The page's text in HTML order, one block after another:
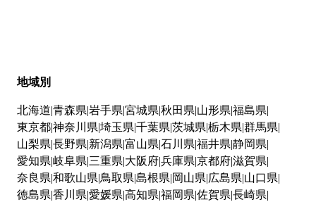
地域別
北海道 青森県 岩手県 宮城県 秋田県 山形県 福島県
東京都神奈川県 埼玉県 千葉県 茨城県 栃木県 群馬県
山梨県 長野県 新潟県 富山県 石川県 福井県 静岡県
愛知県 岐阜県 三重県 大阪府兵庫県 京都府滋賀県
奈良県 和歌山県 鳥取県 島根県 岡山県 広島県 山口県
徳島県 香川県 愛媛県 高知県 福岡県 佐賀県 長崎県